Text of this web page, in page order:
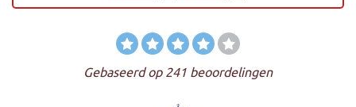
Gebaseerd op 241 beoordelingen